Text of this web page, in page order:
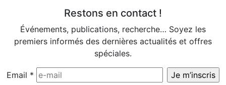
Restons en contact !
Événements, publications, recherche… Soyez les
premiers informés des dernières actualités et offres
spéciales.
Email *